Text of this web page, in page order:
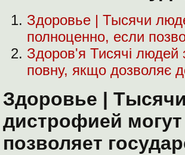
Здоровье | Тысячи
полноценно, если
Здоров'я Тисячі
повну, якщо дозволяє
Здоровье |
дистрофией
позволяет